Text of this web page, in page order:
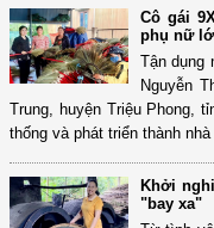
Cô gái
phụ nữ
Tận dụng
Nguyễn
Trung, huyện Triệu Phong,
thống và phát triển thành
Khởi
"bay xa"